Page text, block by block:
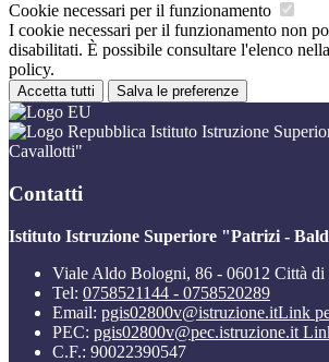
Cookie necessari per il funzionamento
I cookie necessari per il funzionamento non
disabilitati. È possibile consultare l'elenco
policy.
Accetta tutti Salva le preferenze
Istituto Istruzione
Cavallotti"
Contatti
Istituto Istruzione Superiore "Patrizi -
Viale Aldo Bologni, 86 - 06012 Città di
Tel: 0758521144 - 0758520289
Email: pgis02800v@istruzione.itLink
PEC: pgis02800v@pec.istruzione.it
C.F.: 90022390547